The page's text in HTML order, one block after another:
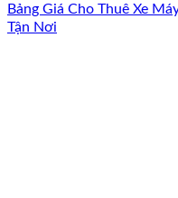
Bảng Giá Cho Thuê Xe
Tận Nơi